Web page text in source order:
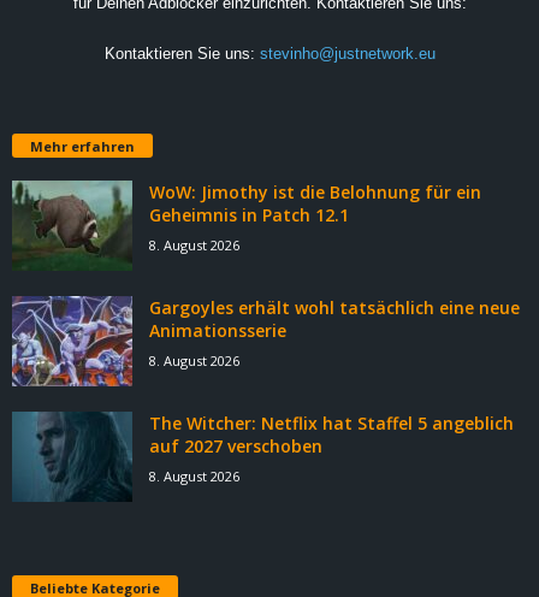
Kontaktieren Sie uns: stevinho@justnetwork.eu
Mehr erfahren
WoW: Jimothy ist die Belohnung für ein
Geheimnis in Patch 12.1
8. August 2026
Gargoyles erhält wohl tatsächlich eine neue
Animationsserie
8. August 2026
The Witcher: Netflix hat Staffel 5 angeblich
auf 2027 verschoben
8. August 2026
Beliebte Kategorie